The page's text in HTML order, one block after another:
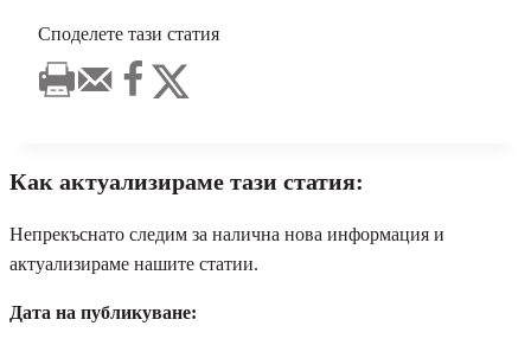
Споделете тази статия
Как актуализираме тази статия:
Непрекъснато следим за налична нова информация и
актуализираме нашите статии.
Дата на публикуване: